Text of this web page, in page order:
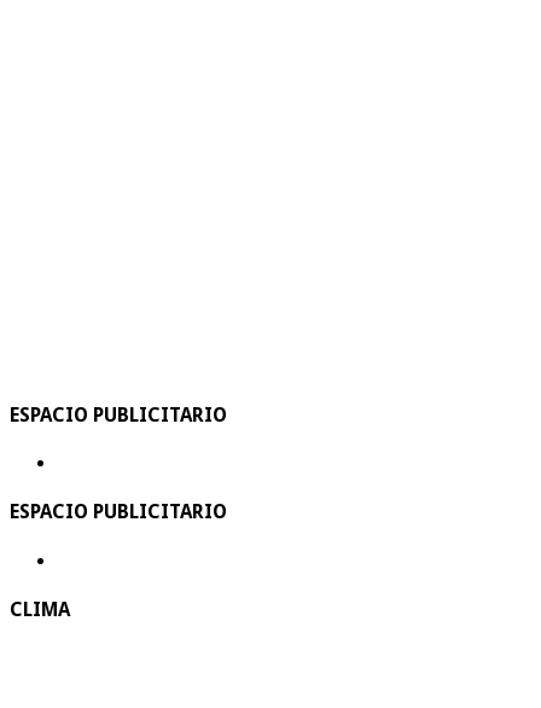
ESPACIO PUBLICITARIO
ESPACIO PUBLICITARIO
CLIMA